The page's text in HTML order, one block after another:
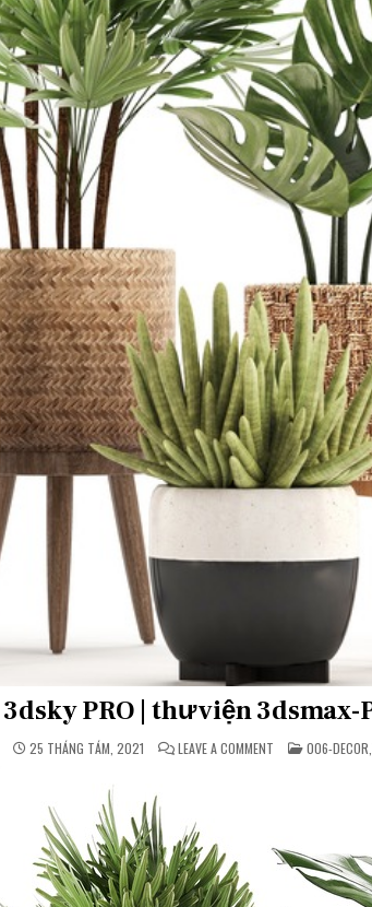
3dsky PRO | thư viện
25 THÁNG TÁM, 2021 LEAVE A COMMENT ON
3DSKY
COLLECTION
321
POSTED
IN
006-